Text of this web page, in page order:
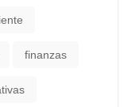
finanzas